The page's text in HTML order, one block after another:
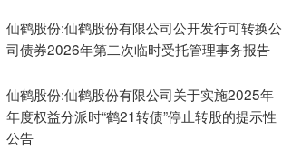
仙鹤股份:仙鹤股份有限公司公开发行可转换公
司债券2026年第二次临时受托管理事务报告
仙鹤股份:仙鹤股份有限公司关于实施2025年
年度权益分派时“鹤21转债”停止转股的提示性
公告